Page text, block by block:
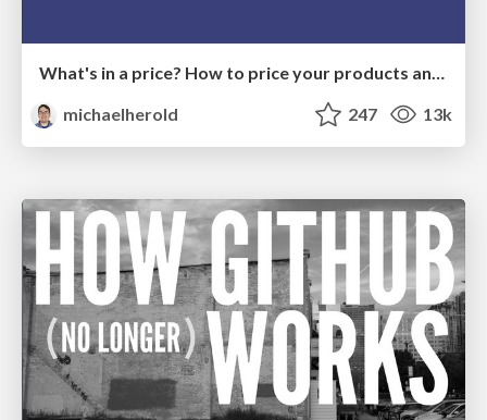
What's in a price? How to price your products and services
michaelherold
247 13k